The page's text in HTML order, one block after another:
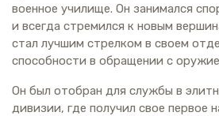
военное училище. Он занимался
и всегда стремился к новым
стал лучшим стрелком в своем
способности в обращении с
Он был отобран для службы в
дивизии, где получил свое первое